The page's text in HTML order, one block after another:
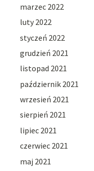
marzec 2022
luty 2022
styczeń 2022
grudzień 2021
listopad 2021
październik 2021
wrzesień 2021
sierpień 2021
lipiec 2021
czerwiec 2021
maj 2021